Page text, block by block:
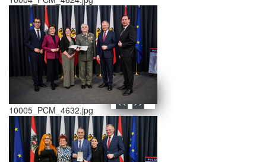
schließen X
<<
>>
10005_PCM_4632.jpg